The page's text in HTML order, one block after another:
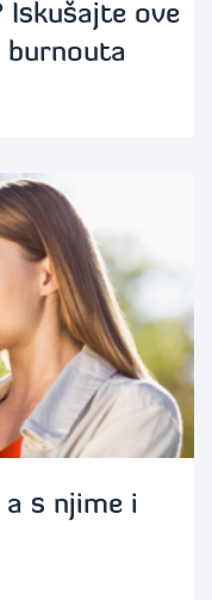
Iskušajte ove
s njime i